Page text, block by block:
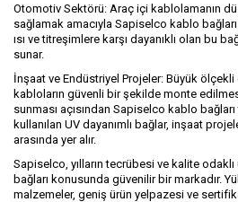
Otomotiv Sektörü: Araç içi kablolamanın
sağlamak amacıyla Sapiselco kablo
ısı ve titreşimlere karşı dayanıklı olan bu
sunar.
İnşaat ve Endüstriyel Projeler: Büyük
kabloların güvenli bir şekilde monte
sunması açısından Sapiselco kablo
kullanılan UV dayanımlı bağlar, inşaat
arasında yer alır.
Sapiselco, yılların tecrübesi ve kalite odaklı
bağları konusunda güvenilir bir markadır.
malzemeler, geniş ürün yelpazesi ve